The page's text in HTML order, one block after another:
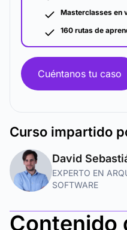
Masterclasses en
160 rutas de
Cuéntanos tu caso
Curso impartido
David
EXPERTO EN
SOFTWARE
Contenido